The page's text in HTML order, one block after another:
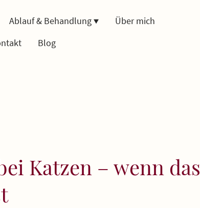
Ablauf & Behandlung
Über mich
Blog
Katzen – wenn das